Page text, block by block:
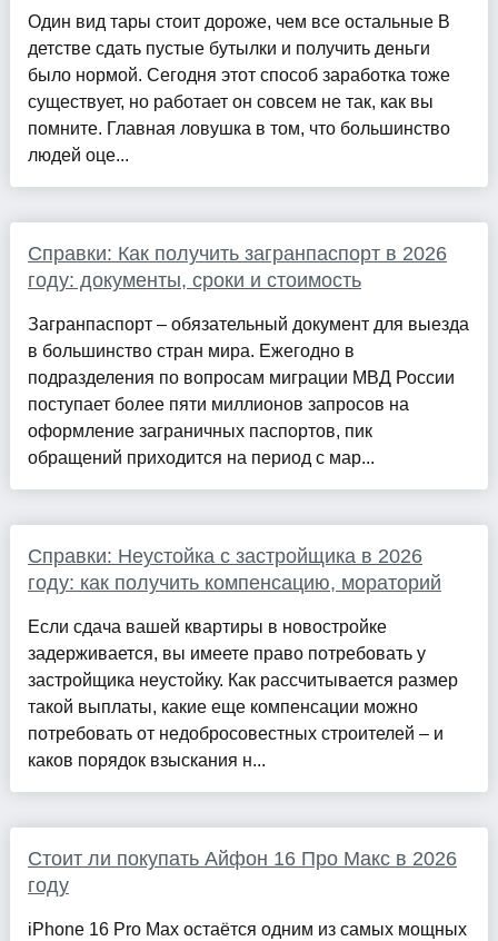
Один вид тары стоит дороже, чем все остальные В
детстве сдать пустые бутылки и получить деньги
было нормой. Сегодня этот способ заработка тоже
существует, но работает он совсем не так, как вы
помните. Главная ловушка в том, что большинство
людей оце...
Справки: Как получить загранпаспорт в 2026
году: документы, сроки и стоимость
Загранпаспорт – обязательный документ для выезда
в большинство стран мира. Ежегодно в
подразделения по вопросам миграции МВД России
поступает более пяти миллионов запросов на
оформление заграничных паспортов, пик
обращений приходится на период с мар...
Справки: Неустойка с застройщика в 2026
году: как получить компенсацию, мораторий
Если сдача вашей квартиры в новостройке
задерживается, вы имеете право потребовать у
застройщика неустойку. Как рассчитывается размер
такой выплаты, какие еще компенсации можно
потребовать от недобросовестных строителей – и
каков порядок взыскания н...
Стоит ли покупать Айфон 16 Про Макс в 2026
году
iPhone 16 Pro Max остаётся одним из самых мощных